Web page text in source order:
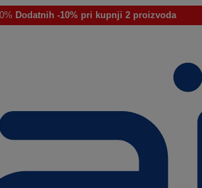
Dodatnih -10% pri kupnji 2 proizvoda